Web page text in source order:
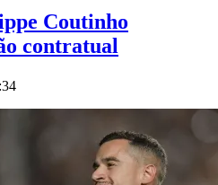
Coutinho
contratual